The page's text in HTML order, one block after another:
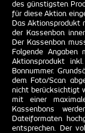
des günstigsten
für diese Aktion
Das Aktionsprodukt
der Kassenbon
Der Kassenbon
Folgende
Aktionsprodukt
Bonnummer.
dem Foto/Scan abgebildet sein.
nicht berücksichtigt
mit einer
Kassenbons
Dateiformaten
entsprechen. Der